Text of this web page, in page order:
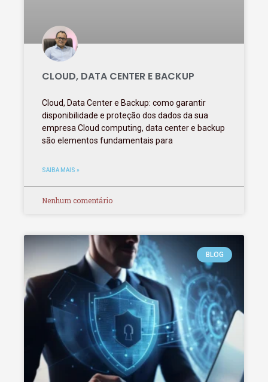
CLOUD, DATA CENTER E BACKUP
Cloud, Data Center e Backup: como garantir
disponibilidade e proteção dos dados da sua
empresa Cloud computing, data center e backup
são elementos fundamentais para
SAIBA MAIS »
Nenhum comentário
BLOG